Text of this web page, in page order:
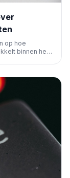
op hoe
binnen het